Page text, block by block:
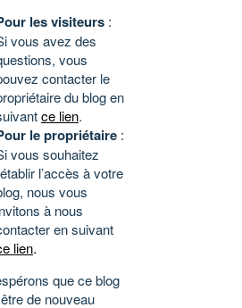
les visiteurs :
vous avez des
vous
contacter le
du blog en
ce lien.
le propriétaire :
vous souhaitez
l’accès à votre
nous vous
à nous
en suivant
lien.
que ce blog
de nouveau